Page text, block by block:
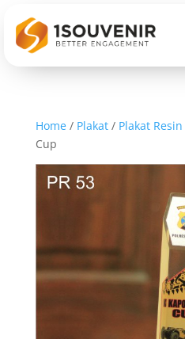
Home/ Plakat/ Plakat Resin
Cup